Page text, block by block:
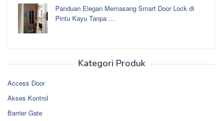
Panduan Elegan Memasang Smart Door Lock di
Pintu Kayu Tanpa …
Kategori Produk
Access Door
Akses Kontrol
Barrier Gate